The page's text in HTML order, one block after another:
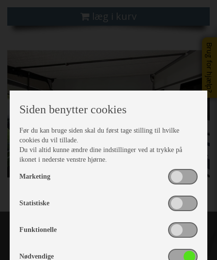
Brug for hjælp?
læg i kurv
Next
Siden benytter cookies
Før du kan bruge siden skal du først tage stilling til hvilke
cookies du vil tillade.
Du vil altid kunne ændre dine indstillinger ved at trykke på
ikonet i nederste venstre hjørne.
Marketing
Statistiske
Funktionelle
Nødvendige